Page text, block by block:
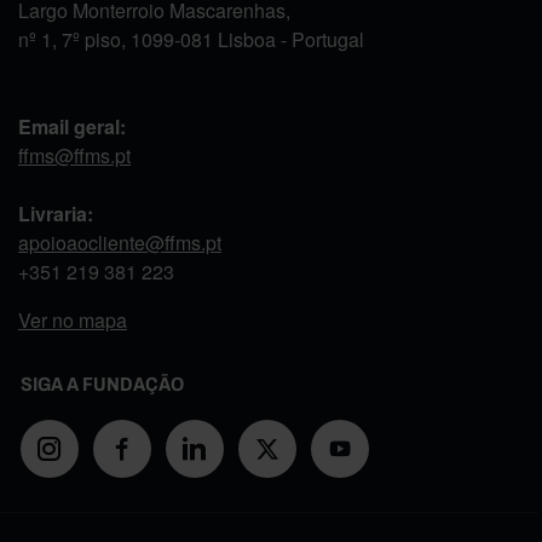
Largo Monterroio Mascarenhas,
nº 1, 7º piso, 1099-081 Lisboa - Portugal
Email geral:
ffms@ffms.pt
Livraria:
apoioaocliente@ffms.pt
+351 219 381 223
Ver no mapa
SIGA A FUNDAÇÃO